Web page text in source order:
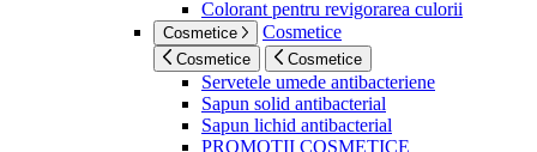
Colorant pentru revigorarea culorii
Cosmetice Cosmetice
Cosmetice Cosmetice
Servetele umede antibacteriene
Sapun solid antibacterial
Sapun lichid antibacterial
PROMOTII COSMETICE